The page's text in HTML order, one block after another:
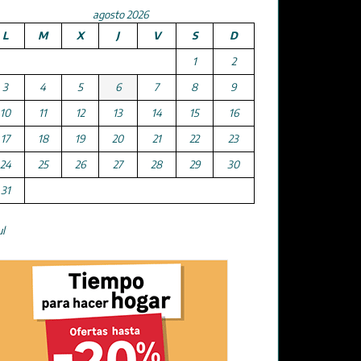
agosto 2026
L
M X J V S
D
1
2
3
4 5 6 7 8
9
10
11 12 13 14 15
16
17
18 19 20 21 22
23
24
25 26 27 28 29
30
31